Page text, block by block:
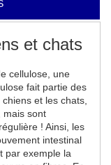
et chats
cellulose, une
fait partie des
et les chats,
mais sont
! Ainsi, les
intestinal
par exemple la